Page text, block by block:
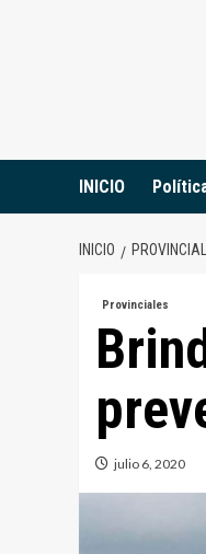
INICIO
INICIO
Provinciales
julio 6, 2020